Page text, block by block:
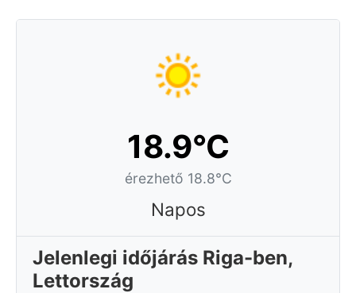
18.9°C
érezhető 18.8°C
Napos
Jelenlegi időjárás Riga-ben,
Lettország